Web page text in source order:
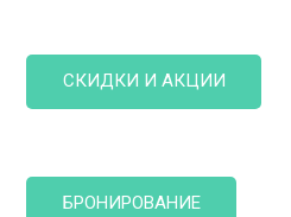
СКИДКИ И АКЦИИ
БРОНИРОВАНИЕ